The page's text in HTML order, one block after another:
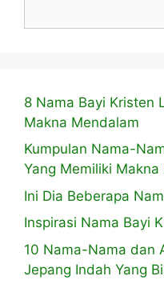
8 Nama Bayi Kristen
Makna Mendalam
Kumpulan Nama-
Yang Memiliki
Ini Dia Beberapa
Inspirasi Nama Bayi
10 Nama-Nama dan
Jepang Indah Yang